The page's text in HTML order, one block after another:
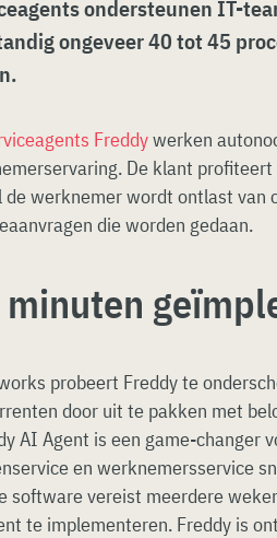
ondersteunen IT-
ongeveer 40 tot 45
Freddywerken
De klant
werknemer wordt ontlast van
die worden gedaan.
minuten
probeert Freddy te
door uit te pakken met
AI Agent is een game-changer
en werknemersservice
software vereist meerdere
te implementeren. Freddy is